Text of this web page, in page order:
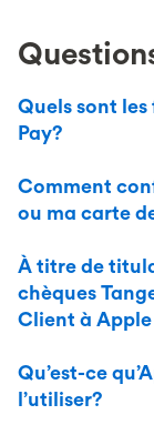
Quels sont les
Pay?
Comment
ou ma carte
À titre de
chèques
Client à Apple
Qu’est-ce
l’utiliser?